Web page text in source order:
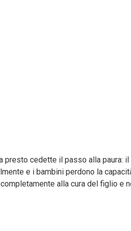
cedette il passo alla paura: il
e i bambini perdono la
alla cura del figlio e